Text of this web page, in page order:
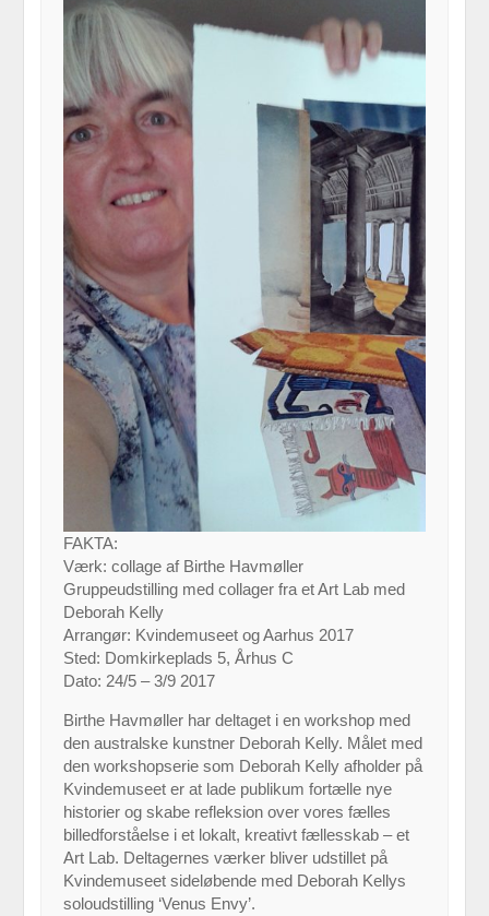
FAKTA:
Værk: collage af Birthe Havmøller
Gruppeudstilling med collager fra et Art Lab med
Deborah Kelly
Arrangør: Kvindemuseet og Aarhus 2017
Sted: Domkirkeplads 5, Århus C
Dato: 24/5 – 3/9 2017
Birthe Havmøller har deltaget i en workshop med
den australske kunstner Deborah Kelly. Målet med
den workshopserie som Deborah Kelly afholder på
Kvindemuseet er at lade publikum fortælle nye
historier og skabe refleksion over vores fælles
billedforståelse i et lokalt, kreativt fællesskab – et
Art Lab. Deltagernes værker bliver udstillet på
Kvindemuseet sideløbende med Deborah Kellys
soloudstilling ‘Venus Envy’.